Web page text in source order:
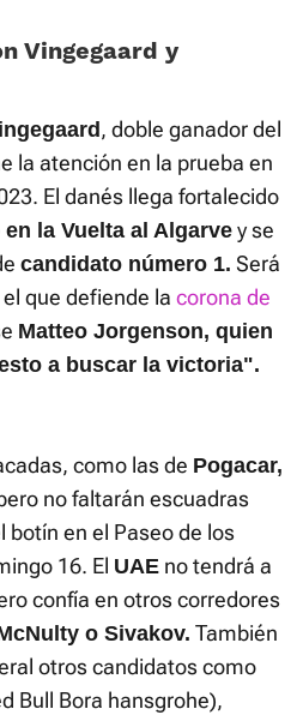
Vingegaard y
, doble ganador del
la atención en la prueba en
El danés llega fortalecido
la Vuelta al Algarve y se
candidato número 1. Será
que defiende la corona de
Matteo Jorgenson, quien
a buscar la victoria".
como las de Pogacar,
no faltarán escuadras
botín en el Paseo de los
16. El UAE no tendrá a
confía en otros corredores
o Sivakov. También
otros candidatos como
Bull Bora hansgrohe),